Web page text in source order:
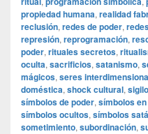
propiedad humana, realidad
reclusión, redes de poder,
represión, reprogramación,
poder, rituales secretos,
oculta, sacrificios, satanismo,
mágicos, seres
doméstica, shock cultural,
símbolos de poder, símbolos
símbolos ocultos, símbolos
sometimiento, subordinación,